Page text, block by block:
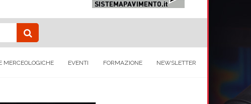
MERCEOLOGICHE EVENTI FORMAZIONE NEWSLETTER